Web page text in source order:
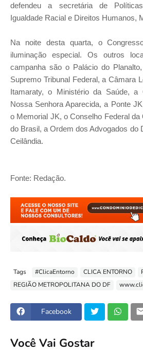
defendeu a secretária de
Igualdade Racial e Direitos Humanos,
Na noite desta quarta, o
iluminação especial. Os outros
campanha são o Palácio do
Supremo Tribunal Federal, a Câmara
Itamaraty, o Ministério da Saúde, a
Nossa Senhora Aparecida, a Ponte
o Memorial JK, o Conselho Federal
do Brasil, a Ordem dos Advogados do
Ceilândia.
Fonte: Redação.
Tags #ClicaEntorno CLICA ENTORNO
REGIÃO METROPOLITANA DO DF
Facebook
Você Vai Gostar